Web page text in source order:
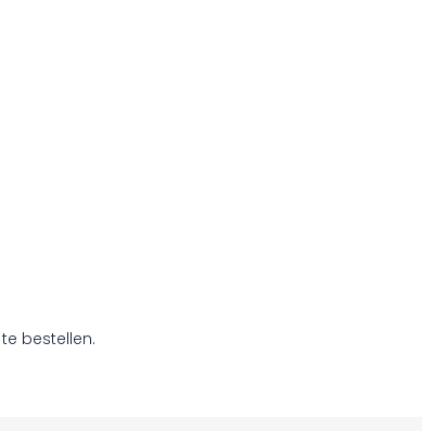
bestellen.